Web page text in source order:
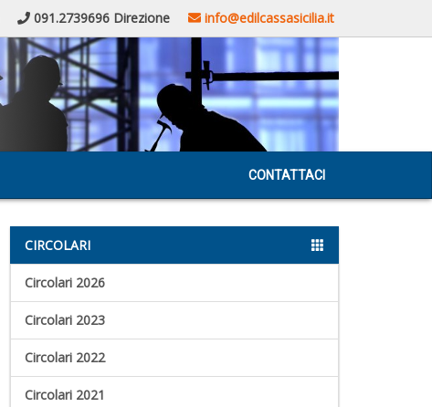
091.2739696 Direzione info@edilcassasicilia.it
CONTATTACI
CIRCOLARI
Circolari 2026
Circolari 2023
Circolari 2022
Circolari 2021